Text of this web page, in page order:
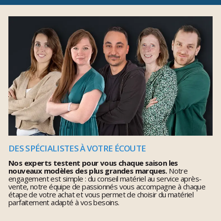
DES SPÉCIALISTES À VOTRE ÉCOUTE
Nos experts testent pour vous chaque saison les
nouveaux modèles des plus grandes marques.Notre
engagement est simple : du conseil matériel au service après-
vente, notre équipe de passionnés vous accompagne à chaque
étape de votre achat et vous permet de choisir du matériel
parfaitement adapté à vos besoins.